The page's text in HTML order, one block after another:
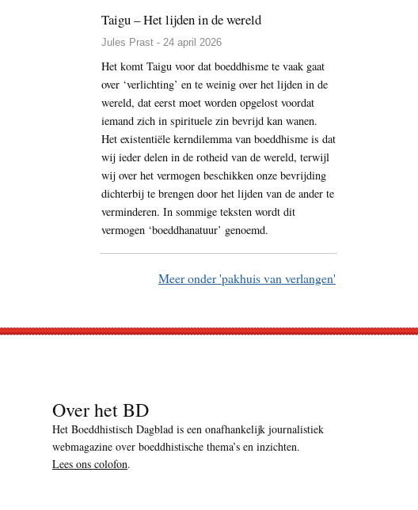
Taigu – Het lijden in de wereld
Jules Prast - 24 april 2026
Het komt Taigu voor dat boeddhisme te vaak gaat
over ‘verlichting’ en te weinig over het lijden in de
wereld, dat eerst moet worden opgelost voordat
iemand zich in spirituele zin bevrijd kan wanen.
Het existentiële kerndilemma van boeddhisme is dat
wij ieder delen in de rotheid van de wereld, terwijl
wij over het vermogen beschikken onze bevrijding
dichterbij te brengen door het lijden van de ander te
verminderen. In sommige teksten wordt dit
vermogen ‘boeddhanatuur’ genoemd.
Meer onder 'pakhuis van verlangen'
Over het BD
Het Boeddhistisch Dagblad is een onafhankelijk journalistiek
webmagazine over boeddhistische thema’s en inzichten.
Lees ons colofon.